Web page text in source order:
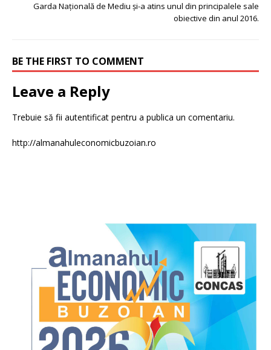
Garda Naţională de Mediu şi-a atins unul din principalele sale
obiective din anul 2016.
BE THE FIRST TO COMMENT
Leave a Reply
Trebuie să fii autentificat pentru a publica un comentariu.
http://almanahuleconomicbuzoian.ro